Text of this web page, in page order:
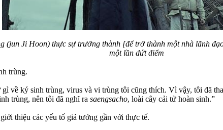
(jun Ji Hoon) thực sự trưởng thành [để trở thành một nhà lãnh
một lần dứt điểm
trùng.
về ký sinh trùng, virus và vi trùng tôi cũng thích. Vì vậy, tôi đã
trùng, nên tôi đã nghĩ ra saengsacho, loài cây cải tử hoàn sinh.”
thiệu các yếu tố giả tưởng gần với thực tế.